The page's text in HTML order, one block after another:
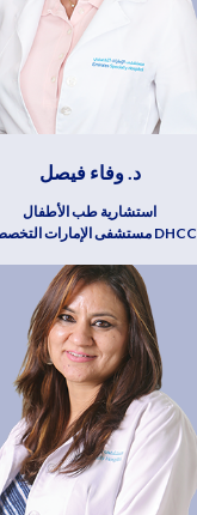
د. وفاء فيصل
استشارية طب الأطفال
DHCC مستشفى الإمارات التخصصي